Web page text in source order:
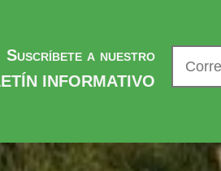
Suscríbete a nuestro
INFORMATIVO